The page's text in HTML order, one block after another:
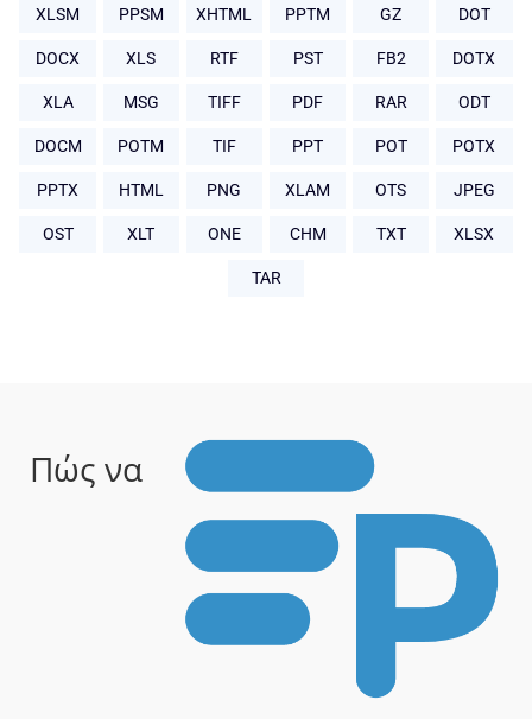
XLSM PPSM XHTML PPTM GZ DOT
DOCX XLS RTF PST FB2 DOTX
XLA MSG TIFF PDF RAR ODT
DOCM POTM TIF PPT POT POTX
PPTX HTML PNG XLAM OTS JPEG
OST XLT ONE CHM TXT XLSX
TAR
Πώς να